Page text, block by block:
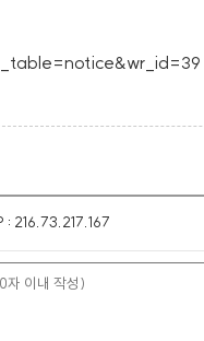
: 216.73.217.167